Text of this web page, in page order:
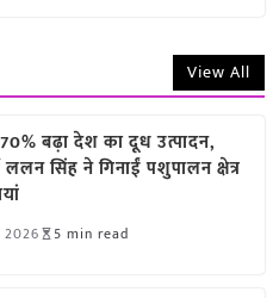
View All
बढ़ा देश का दूध उत्पादन,
सिंह ने गिनाईं पशुपालन क्षेत्र
5 min read